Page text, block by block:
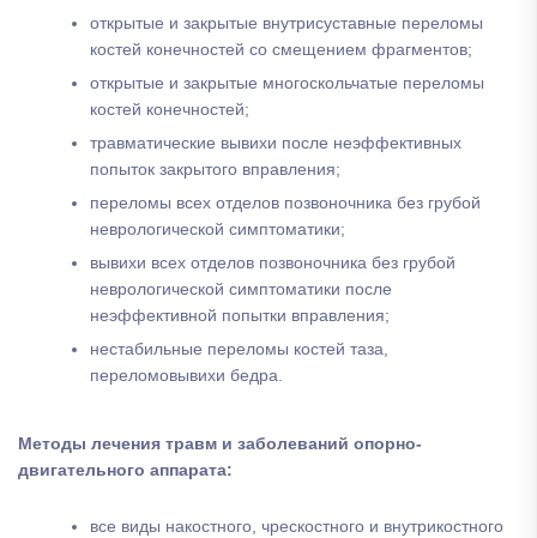
открытые и закрытые внутрисуставные переломы
костей конечностей со смещением фрагментов;
открытые и закрытые многоскольчатые переломы
костей конечностей;
травматические вывихи после неэффективных
попыток закрытого вправления;
переломы всех отделов позвоночника без грубой
неврологической симптоматики;
вывихи всех отделов позвоночника без грубой
неврологической симптоматики после
неэффективной попытки вправления;
нестабильные переломы костей таза,
переломовывихи бедра.
Методы лечения травм и заболеваний опорно-
двигательного аппарата:
все виды накостного, чрескостного и внутрикостного